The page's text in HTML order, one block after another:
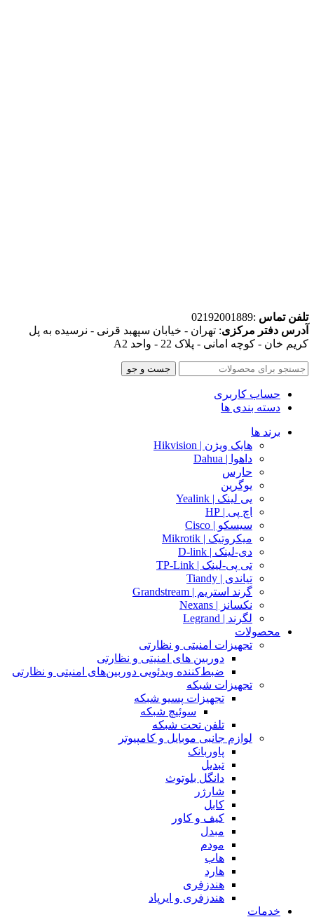
تلفن تماس :02192001889
آدرس دفتر مرکزی: تهران - خیابان سپهبد قرنی - نرسیده به پل
کریم خان - کوچه امانی - پلاک 22 - واحد A2
جست و جو
حساب کاربری
دسته بندی ها
برند ها
هایک ویژن | Hikvision
داهوا | Dahua
حارس
یوگرین
یی لینک | Yealink
اچ پی | HP
سیسکو | Cisco
میکروتیک | Mikrotik
دی-لینک | D-link
تی پی-لینک | TP-Link
تیاندی | Tiandy
گرند استریم | Grandstream
نکسانز | Nexans
لگرند | Legrand
محصولات
تجهیزات امنیتی و نظارتی
دوربین های امنیتی و نظارتی
ضبط‌کننده ویدئویی دوربین‌های امنیتی و نظارتی
تجهیزات شبکه
تجهیزات پسیو شبکه
سوئیچ‌ شبکه
تلفن تحت شبکه
لوازم جانبی موبایل و کامپیوتر
پاوربانک
تبدیل
دانگل بلوتوث
شارژر
کابل
کیف و کاور
مبدل
مودم
هاب
هارد
هندزفری
هندزفری و ایرپاد
خدمات